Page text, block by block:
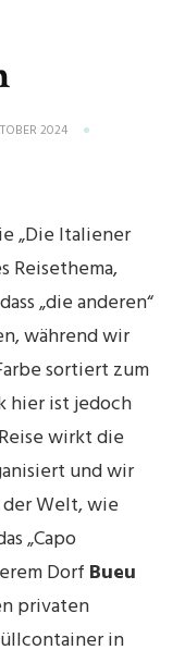
2024
„Die Italiener
Reisethema,
„die anderen“
während wir
sortiert zum
hier ist jedoch
wirkt die
und wir
der Welt, wie
„Capo
Dorf Bueu
privaten
in